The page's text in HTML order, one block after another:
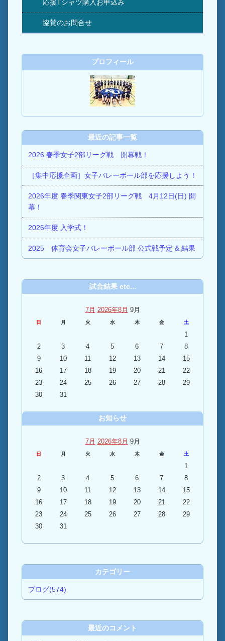
応援Tシャツ購入お申込み
協賛のお問合せ
プロフィール
最近の記事一覧
2026 春季女子2部リーグ戦 開幕戦！
［集中応援企画］女子バレーボール部を応援しよう！
2026年度 春季関東女子2部リーグ戦 4月12日(日) 開
幕！
2026年度 入学式！
2025 体育会女子バレーボール部 公式戦予定 & 結果
試合結果 etc...
7月 2026年8月 9月
日 月 火 水 木 金 土
1
2
3 4 5 6 7
8
9
10 11 12 13 14
15
16
17 18 19 20 21
22
23
24 25 26 27 28
29
30
31
お知らせ
7月 2026年8月 9月
日 月 火 水 木 金 土
1
2
3 4 5 6 7
8
9
10 11 12 13 14
15
16
17 18 19 20 21
22
23
24 25 26 27 28
29
30
31
カテゴリー
ブログ(574)
最近のコメント